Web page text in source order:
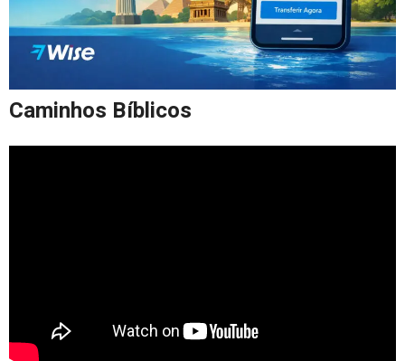
Caminhos Bíblicos